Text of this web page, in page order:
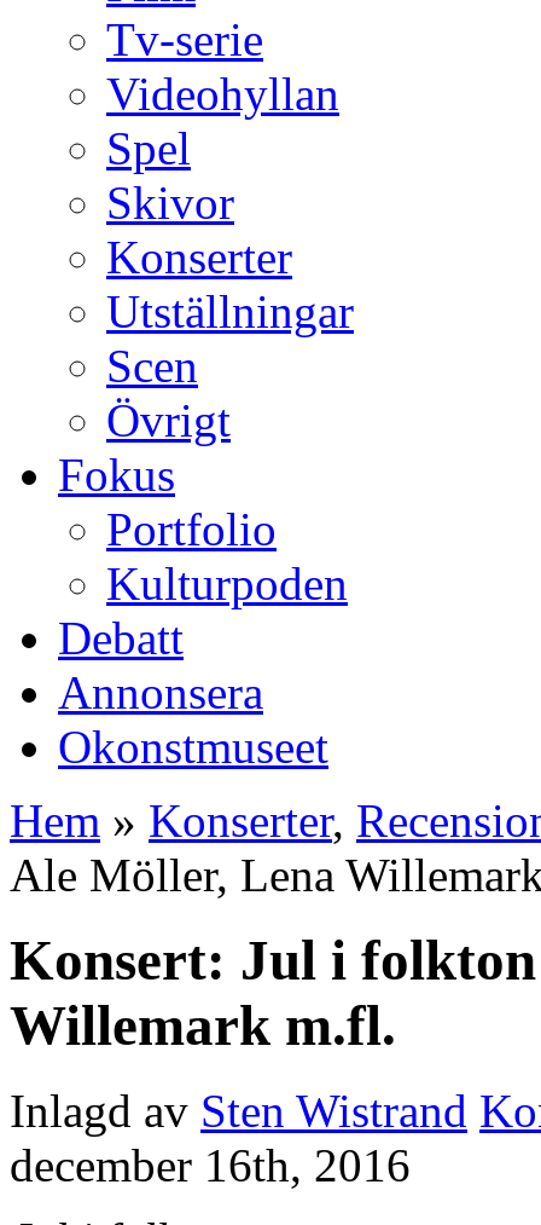
Tv-serie
Videohyllan
Spel
Skivor
Konserter
Utställningar
Scen
Övrigt
Fokus
Portfolio
Kulturpoden
Debatt
Annonsera
Okonstmuseet
Hem » Konserter,
Ale Möller, Lena
Konsert: Jul i
Willemark m.fl.
Inlagd av Sten Wistrand
december 16th, 2016